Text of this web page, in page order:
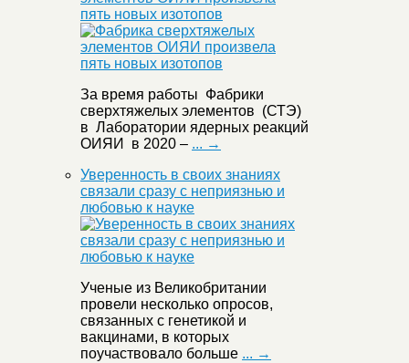
пять новых изотопов
За время работы Фабрики
сверхтяжелых элементов (СТЭ)
в Лаборатории ядерных реакций
ОИЯИ в 2020 – ... →
Уверенность в своих знаниях
связали сразу с неприязнью и
любовью к науке
Ученые из Великобритании
провели несколько опросов,
связанных с генетикой и
вакцинами, в которых
поучаствовало больше ... →